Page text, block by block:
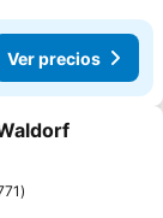
Ver precios